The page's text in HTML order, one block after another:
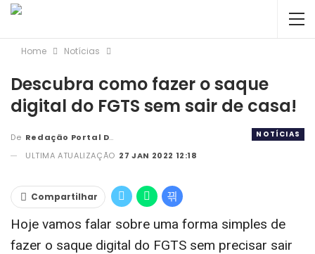
Home Notícias
Descubra como fazer o saque
digital do FGTS sem sair de casa!
NOTÍCIAS
De Redação Portal DBC
ULTIMA ATUALIZAÇÃO 27 JAN 2022 12:18
Compartilhar
Hoje vamos falar sobre uma forma simples de
fazer o saque digital do FGTS sem precisar sair